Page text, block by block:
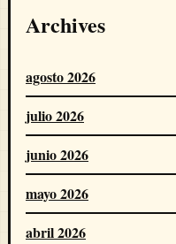
Archives
agosto 2026
julio 2026
junio 2026
mayo 2026
abril 2026